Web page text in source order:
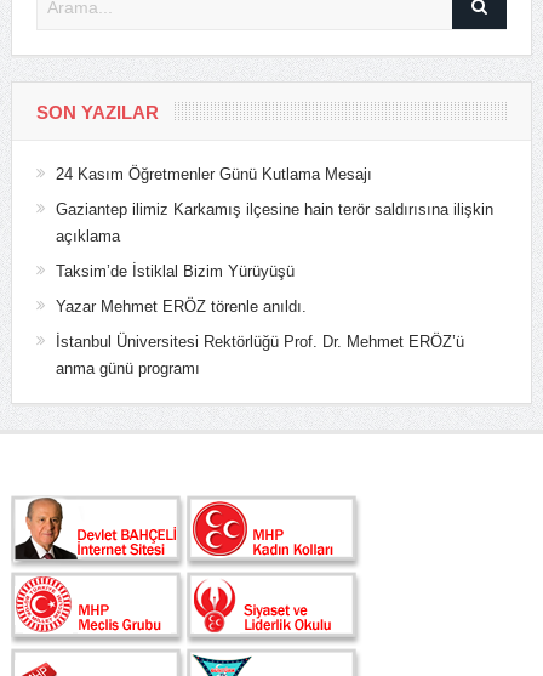
SON YAZILAR
24 Kasım Öğretmenler Günü Kutlama Mesajı
Gaziantep ilimiz Karkamış ilçesine hain terör saldırısına ilişkin
açıklama
Taksim’de İstiklal Bizim Yürüyüşü
Yazar Mehmet ERÖZ törenle anıldı.
İstanbul Üniversitesi Rektörlüğü Prof. Dr. Mehmet ERÖZ’ü
anma günü programı